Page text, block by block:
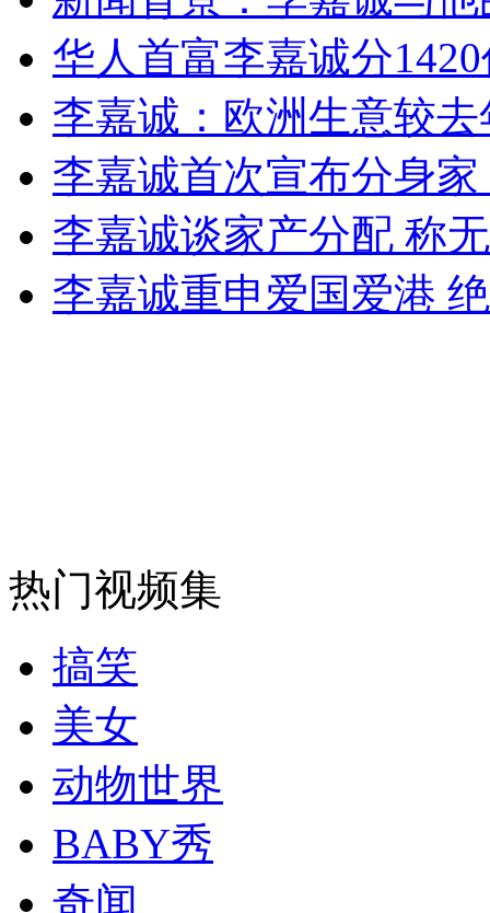
无痛分娩是否安全 医生回应
外交部：反对强权政治霸凌主义
外交部：有关国家言论片面不公正
安徽一实载49人客车翻车
司机酒驾遇交警 急速倒车逃窜
华人首富李嘉诚分
李嘉诚：欧洲生意较
李嘉诚首次宣布分身
李嘉诚谈家产分配 称
李嘉诚重申爱国爱港
热门视频集
搞笑
美女
动物世界
BABY秀
奇闻